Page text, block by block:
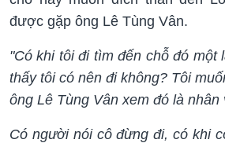
được gặp ông Lê Tùng Vân.
"Có khi tôi đi tìm đến chỗ đó một
thấy tôi có nên đi không? Tôi
ông Lê Tùng Vân xem đó là nhân
Có người nói cô đừng đi, có khi